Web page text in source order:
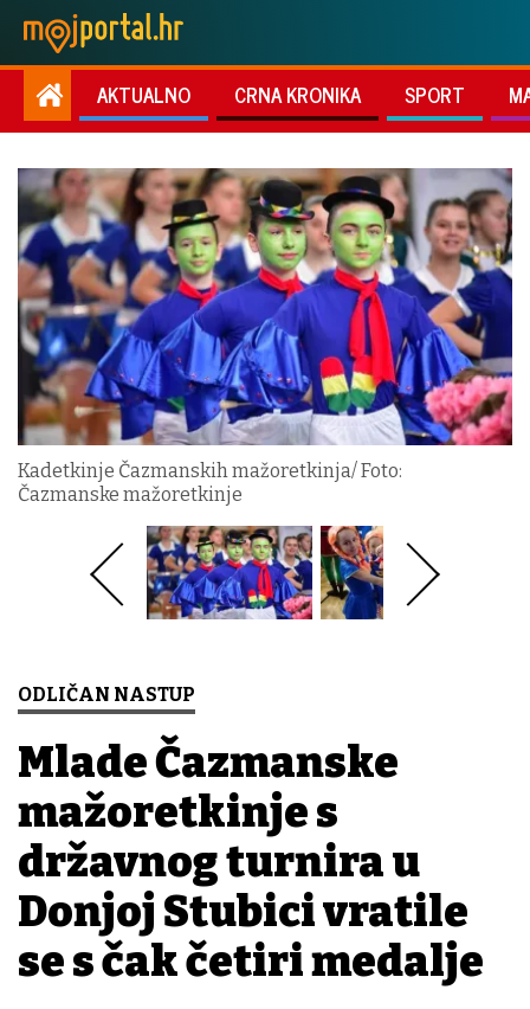
AKTUALNO CRNA KRONIKA SPORT
Kadetkinje Čazmanskih mažoretkinja/ Foto:
Čazmanske mažoretkinje
ODLIČAN NASTUP
Mlade Čazmanske
mažoretkinje s
državnog turnira u
Donjoj Stubici vratile
se s čak četiri medalje